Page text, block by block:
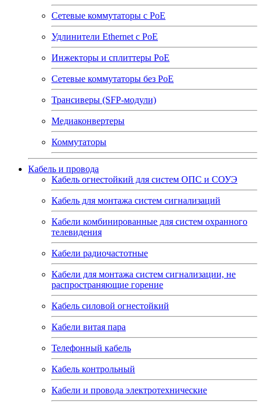
Сетевые коммутаторы с РоЕ
Удлинители Ethernet с PoE
Инжекторы и сплиттеры РоЕ
Сетевые коммутаторы без РоЕ
Трансиверы (SFP-модули)
Медиаконвертеры
Коммутаторы
Кабель и провода
Кабель огнестойкий для систем ОПС и СОУЭ
Кабель для монтажа систем сигнализаций
Кабели комбинированные для систем охранного
телевидения
Кабели радиочастотные
Кабели для монтажа систем сигнализации, не
распространяющие горение
Кабель силовой огнестойкий
Кабели витая пара
Телефонный кабель
Кабель контрольный
Кабели и провода электротехнические